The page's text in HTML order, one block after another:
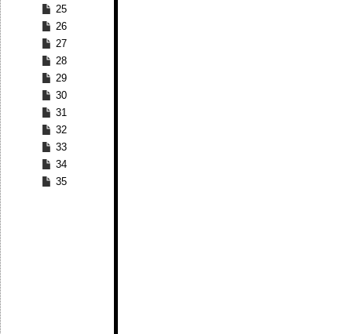
25
26
27
28
29
30
31
32
33
34
35